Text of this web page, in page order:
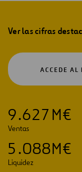
Ver las cifras
ACCEDE AL
9.627 M€
Ventas
5 .088M€
Liquidez